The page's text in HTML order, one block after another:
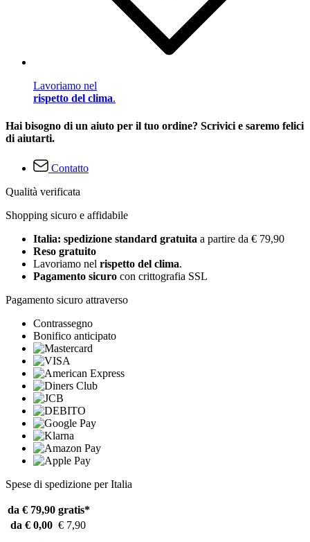
Lavoriamo nel
rispetto del clima.
Hai bisogno di un aiuto per il tuo ordine? Scrivici e saremo felici
di aiutarti.
Contatto
Qualità verificata
Shopping sicuro e affidabile
Italia: spedizione standard gratuita a partire da € 79,90
Reso gratuito
Lavoriamo nel rispetto del clima.
Pagamento sicuro con crittografia SSL
Pagamento sicuro attraverso
Contrassegno
Bonifico anticipato
Spese di spedizione per Italia
da € 79,90 gratis*
da € 0,00 € 7,90